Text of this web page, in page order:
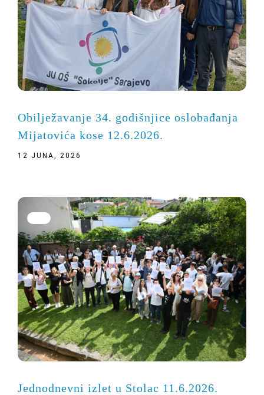
Obilježavanje 34. godišnjice oslobađanja
Mijatovića kose 12.6.2026.
12 JUNA, 2026
Jednodnevni izlet u Stolac 11.6.2026.